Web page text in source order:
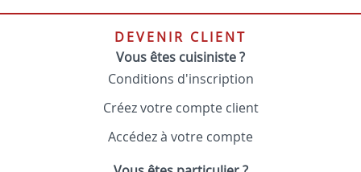
DEVENIR CLIENT
Vous êtes cuisiniste ?
Conditions d'inscription
Créez votre compte client
Accédez à votre compte